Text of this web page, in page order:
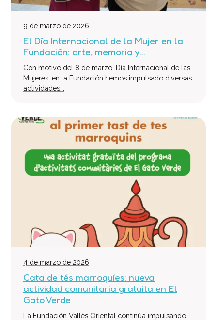
9 de marzo de 2026
El Día Internacional de la Mujer en la
Fundación: arte, memoria y...
Con motivo del 8 de marzo, Día Internacional de las
Mujeres, en la Fundación hemos impulsado diversas
actividades...
4 de marzo de 2026
Cata de tés marroquíes: nueva
actividad comunitaria gratuita en El
Gato Verde
La Fundación Vallès Oriental continúa impulsando